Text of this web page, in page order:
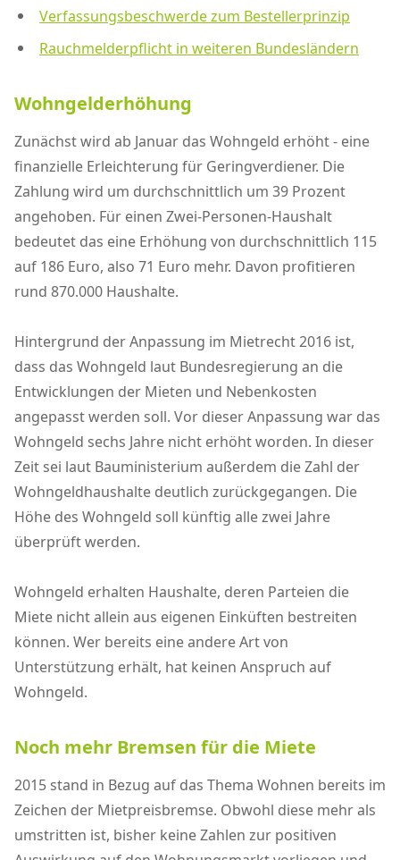
Verfassungsbeschwerde zum Bestellerprinzip
Rauchmelderpflicht in weiteren Bundesländern
Wohngelderhöhung
Zunächst wird ab Januar das Wohngeld erhöht - eine
finanzielle Erleichterung für Geringverdiener. Die
Zahlung wird um durchschnittlich um 39 Prozent
angehoben. Für einen Zwei-Personen-Haushalt
bedeutet das eine Erhöhung von durchschnittlich 115
auf 186 Euro, also 71 Euro mehr. Davon profitieren
rund 870.000 Haushalte.
Hintergrund der Anpassung im Mietrecht 2016 ist,
dass das Wohngeld laut Bundesregierung an die
Entwicklungen der Mieten und Nebenkosten
angepasst werden soll. Vor dieser Anpassung war das
Wohngeld sechs Jahre nicht erhöht worden. In dieser
Zeit sei laut Bauministerium außerdem die Zahl der
Wohngeldhaushalte deutlich zurückgegangen. Die
Höhe des Wohngeld soll künftig alle zwei Jahre
überprüft werden.
Wohngeld erhalten Haushalte, deren Parteien die
Miete nicht allein aus eigenen Einküften bestreiten
können. Wer bereits eine andere Art von
Unterstützung erhält, hat keinen Anspruch auf
Wohngeld.
Noch mehr Bremsen für die Miete
2015 stand in Bezug auf das Thema Wohnen bereits im
Zeichen der Mietpreisbremse. Obwohl diese mehr als
umstritten ist, bisher keine Zahlen zur positiven